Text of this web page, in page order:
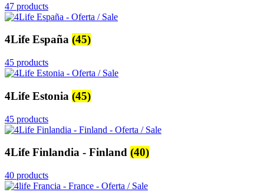
47 products
4Life España (45)
45 products
4Life Estonia (45)
45 products
4Life Finlandia - Finland (40)
40 products